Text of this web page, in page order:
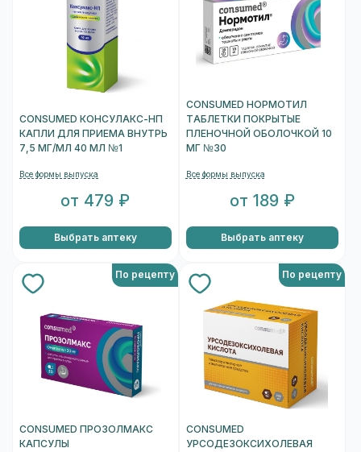
CONSUMED КОНСУЛАКС-НП
КАПЛИ ДЛЯ ПРИЕМА ВНУТРЬ
7,5 МГ/МЛ 40 МЛ №1
Все формы выпуска
от 479 ₽
Выбрать аптеку
CONSUMED НОРМОТИЛ
ТАБЛЕТКИ ПОКРЫТЫЕ
ПЛЕНОЧНОЙ ОБОЛОЧКОЙ 10
МГ №30
Все формы выпуска
от 189 ₽
Выбрать аптеку
По рецепту
CONSUMED ПРОЗОЛМАКС
КАПСУЛЫ
По рецепту
CONSUMED
УРСОДЕЗОКСИХОЛЕВАЯ